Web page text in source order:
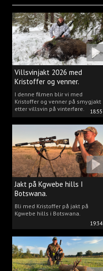
18:55
Villsvinjakt 2026 med
Kristoffer og venner.
I denne filmen blir vi med
Kristoffer og venner på smygjakt
etter villsvin på vinterføre.
19:34
Jakt på Kgwebe hills I
Botswana.
Bli med Kristoffer på jakt på
Kgwebe hills i Botswana.